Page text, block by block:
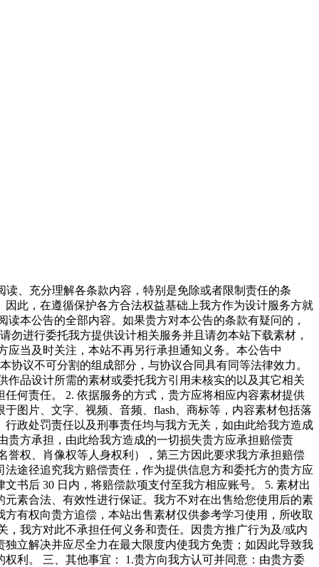
、充分理解各条款内容，特别是免除或者限制责任的条
此，在遵循保护各方合法权益基础上我方作为设计服务方就
本公告的全部内容。如果贵方对本公告的条款有疑问的，
进行委托我方提供设计相关服务并且请勿本站下载素材，
当及时关注，本站不再另行承担通知义务。本公告中
协议不可分割的组成部分，与协议合同具有同等法律效力。
品设计所需的素材或委托我方引用未核实的以及其它相关
何责任。 2. 依据服务的方式，贵方应将相应内容素材提供
图片、文字、视频、音频、flash、商标等，内容素材包括落
政处罚责任以及刑事责任均与我方无关，如由此给我方造成
贵方承担，由此给我方造成的一切损失贵方应承担赔偿责
权、肖像权等人身权利），第三方因此要求我方承担赔偿
途径追究我方赔偿责任，作为提供信息方和委托方的贵方应
书后 30 日内，将赔偿款项支付至我方相应账号。 5. 素材出
素合法、有效性进行保证。我方不对在出售给您使用后的素
有权向贵方追偿，本站出售素材仅供参考学习使用，所收取
我方对此不承担任何义务和责任。因贵方推广行为及/或内
立解决并应尽全力在最大限度内使我方免责；如因此导致我
利。 三、其他事宜： 1.贵方向我方认可并同意：由贵方委